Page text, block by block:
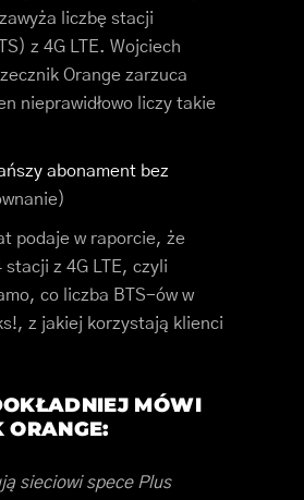
liczbę stacji
z 4G LTE. Wojciech
Orange zarzuca
nieprawidłowo liczy takie
abonament bez
podaje w raporcie, że
stacji z 4G LTE, czyli
co liczba BTS-ów w
z jakiej korzystają klienci
MÓWI
ORANGE:
sieciowi spece Plus